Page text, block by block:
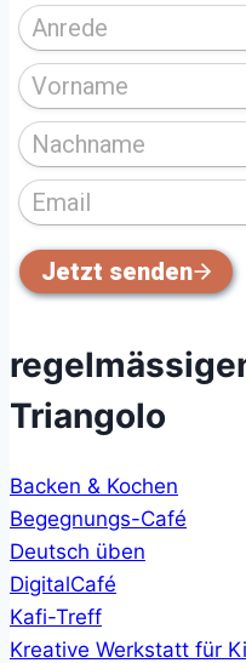
Triangolo
Backen & Kochen
Begegnungs-Café
Deutsch üben
DigitalCafé
Kafi-Treff
Kreative Werkstatt für